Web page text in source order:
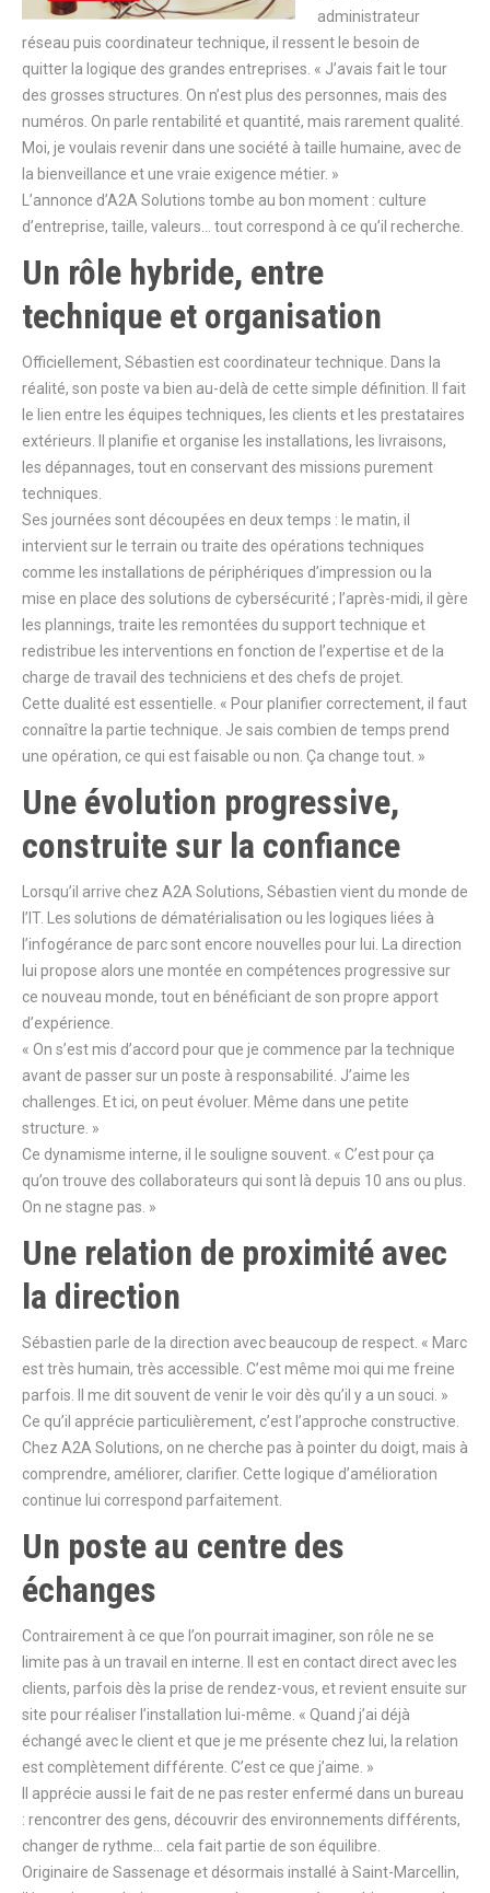
administrateur
réseau puis coordinateur technique, il ressent le besoin de
quitter la logique des grandes entreprises. « J’avais fait le tour
des grosses structures. On n’est plus des personnes, mais des
numéros. On parle rentabilité et quantité, mais rarement qualité.
Moi, je voulais revenir dans une société à taille humaine, avec de
la bienveillance et une vraie exigence métier. »
L’annonce d’A2A Solutions tombe au bon moment : culture
d’entreprise, taille, valeurs… tout correspond à ce qu’il recherche.
Un rôle hybride, entre
technique et organisation
Officiellement, Sébastien est coordinateur technique. Dans la
réalité, son poste va bien au-delà de cette simple définition. Il fait
le lien entre les équipes techniques, les clients et les prestataires
extérieurs. Il planifie et organise les installations, les livraisons,
les dépannages, tout en conservant des missions purement
techniques.
Ses journées sont découpées en deux temps : le matin, il
intervient sur le terrain ou traite des opérations techniques
comme les installations de périphériques d’impression ou la
mise en place des solutions de cybersécurité ; l’après-midi, il gère
les plannings, traite les remontées du support technique et
redistribue les interventions en fonction de l’expertise et de la
charge de travail des techniciens et des chefs de projet.
Cette dualité est essentielle. « Pour planifier correctement, il faut
connaître la partie technique. Je sais combien de temps prend
une opération, ce qui est faisable ou non. Ça change tout. »
Une évolution progressive,
construite sur la confiance
Lorsqu’il arrive chez A2A Solutions, Sébastien vient du monde de
l’IT. Les solutions de dématérialisation ou les logiques liées à
l’infogérance de parc sont encore nouvelles pour lui. La direction
lui propose alors une montée en compétences progressive sur
ce nouveau monde, tout en bénéficiant de son propre apport
d’expérience.
« On s’est mis d’accord pour que je commence par la technique
avant de passer sur un poste à responsabilité. J’aime les
challenges. Et ici, on peut évoluer. Même dans une petite
structure. »
Ce dynamisme interne, il le souligne souvent. « C’est pour ça
qu’on trouve des collaborateurs qui sont là depuis 10 ans ou plus.
On ne stagne pas. »
Une relation de proximité avec
la direction
Sébastien parle de la direction avec beaucoup de respect. « Marc
est très humain, très accessible. C’est même moi qui me freine
parfois. Il me dit souvent de venir le voir dès qu’il y a un souci. »
Ce qu’il apprécie particulièrement, c’est l’approche constructive.
Chez A2A Solutions, on ne cherche pas à pointer du doigt, mais à
comprendre, améliorer, clarifier. Cette logique d’amélioration
continue lui correspond parfaitement.
Un poste au centre des
échanges
Contrairement à ce que l’on pourrait imaginer, son rôle ne se
limite pas à un travail en interne. Il est en contact direct avec les
clients, parfois dès la prise de rendez-vous, et revient ensuite sur
site pour réaliser l’installation lui-même. « Quand j’ai déjà
échangé avec le client et que je me présente chez lui, la relation
est complètement différente. C’est ce que j’aime. »
Il apprécie aussi le fait de ne pas rester enfermé dans un bureau
: rencontrer des gens, découvrir des environnements différents,
changer de rythme… cela fait partie de son équilibre.
Originaire de Sassenage et désormais installé à Saint-Marcellin,